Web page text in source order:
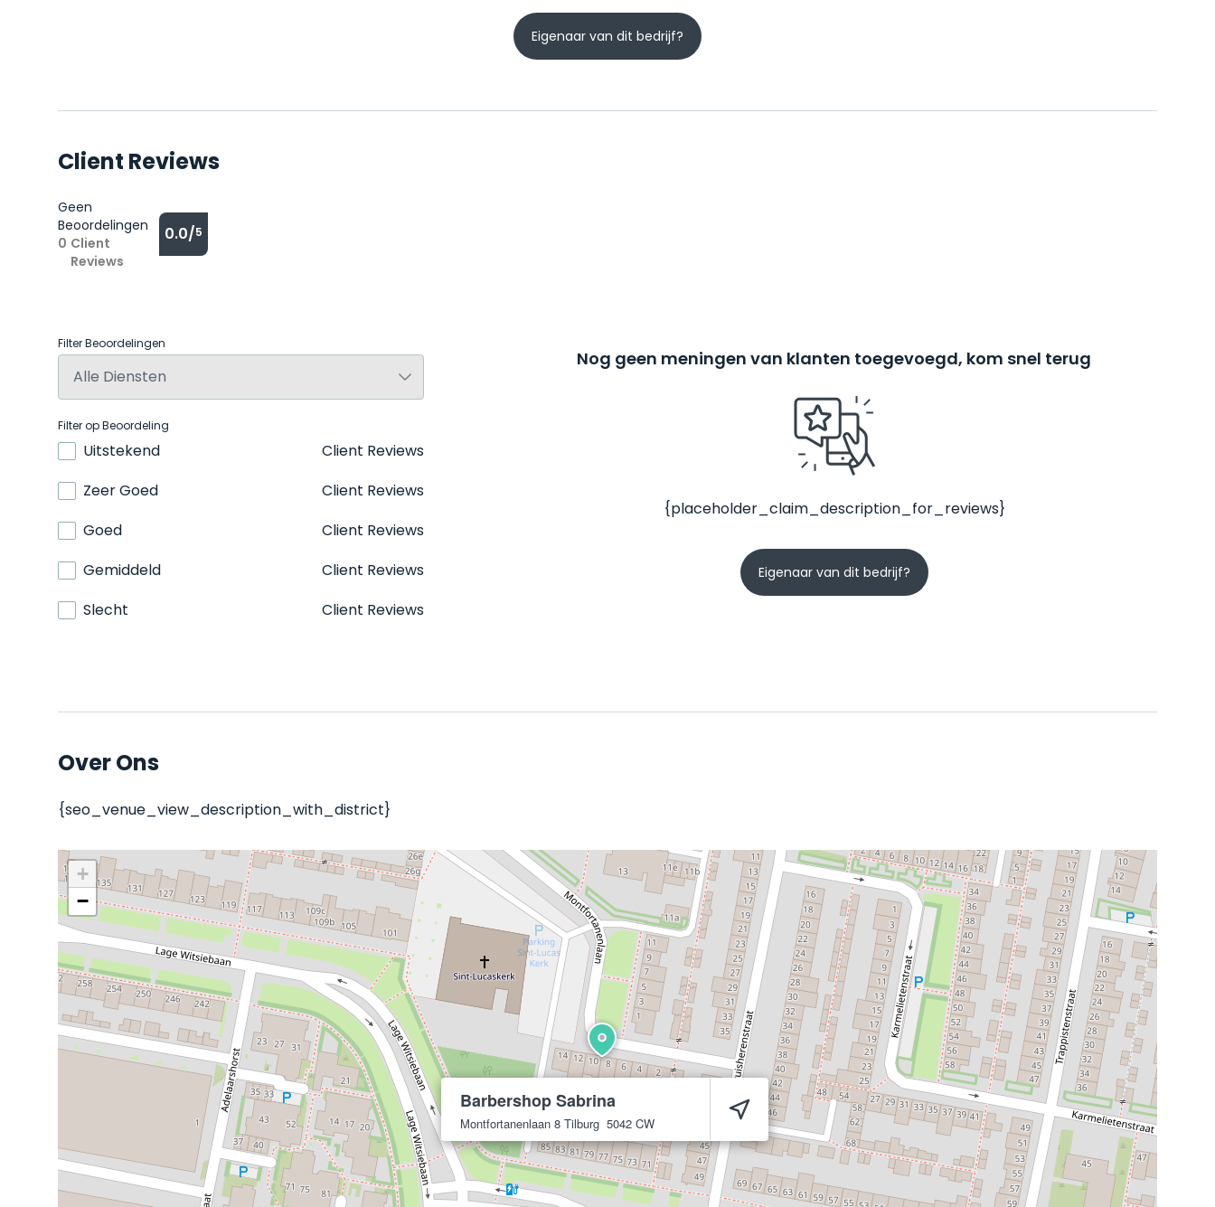
Eigenaar van dit bedrijf?
Client Reviews
Geen
Beoordelingen
0 Client
Reviews
0.0/5
Filter Beoordelingen
Filter op Beoordeling
Uitstekend
Client Reviews
Zeer Goed
Client Reviews
Goed
Client Reviews
Gemiddeld
Client Reviews
Slecht
Client Reviews
Nog geen meningen van klanten toegevoegd, kom snel terug
{placeholder_claim_description_for_reviews}
Eigenaar van dit bedrijf?
Over Ons
{seo_venue_view_description_with_district}
Barbershop Sabrina
Montfortanenlaan 8 Tilburg 5042 CW
+
−